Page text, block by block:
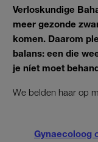
Verloskundige
meer gezonde
komen. Daarom
balans: een die
je níet moet
We belden haar op
Gynaecoloog